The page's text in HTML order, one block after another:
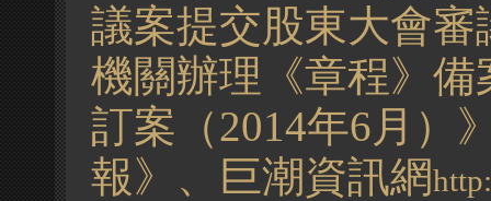
議案提交股東大會
機關辦理《章程》 備
訂案（2014年6月）
報》、巨潮資訊網